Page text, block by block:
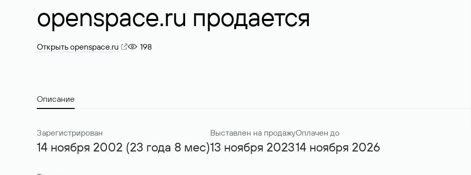
openspace.ru продается
Открыть openspace.ru 198
Описание
Зарегистрирован
14 ноября 2002 (23 года 8 мес)
Выставлен на продажу
13 ноября 2023
Оплачен до
14 ноября 2026